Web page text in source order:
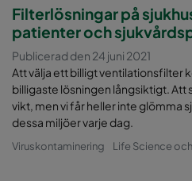
Filterlösningar på
patienter och
Publicerad den 24 juni 2021
Att välja ett billigt ventilationsfilter
billigaste lösningen långsiktigt. Att
vikt, men vi får heller inte glömma
dessa miljöer varje dag.
Viruskontaminering Life Science